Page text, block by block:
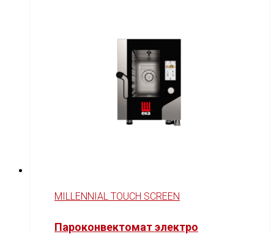
MILLENNIAL TOUCH SCREEN
Пароконвектомат электро